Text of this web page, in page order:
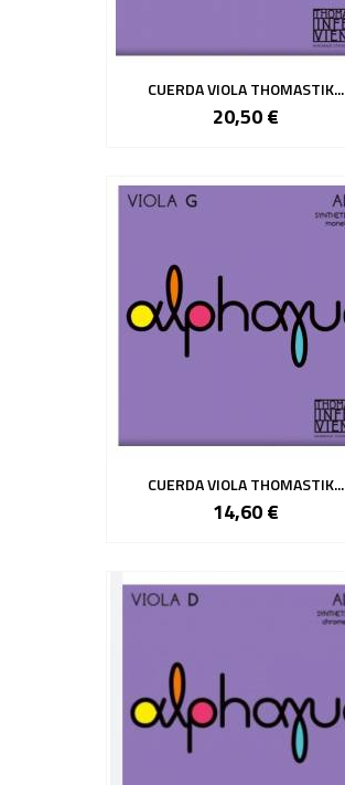
CUERDA VIOLA THOMASTIK...
20,50 €
CUERDA VIOLA THOMASTIK...
14,60 €